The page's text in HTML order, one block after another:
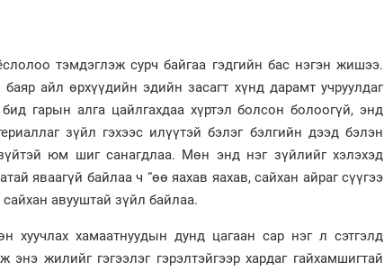
тэмдэглэж сурч байгаа гэдгийн бас нэгэн жишээ.
айл өрхүүдийн эдийн засагт хүнд дарамт учруулдаг
гарын алга цайлгахдаа хүртэл болсон болоогүй, энд
зүйл гэхээс илүүтэй бэлэг бэлгийн дээд бэлэн
юм шиг санагдлаа. Мөн энд нэг зүйлийг хэлэхэд
яваагүй байлаа ч “өө яахав яахав, сайхан айраг сүүгээ
сайхан авууштай зүйл байлаа.
хуучлах хамаатнуудын дунд цагаан сар нэг л сэтгэлд
жилийг гэгээлэг гэрэлтэйгээр хардаг гайхамшигтай